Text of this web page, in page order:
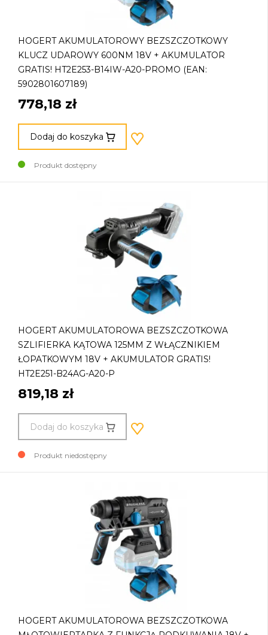
HOGERT AKUMULATOROWY BEZSZCZOTKOWY
KLUCZ UDAROWY 600NM 18V + AKUMULATOR
GRATIS! HT2E253-B14IW-A20-PROMO (EAN:
5902801607189)
778,18 zł
Dodaj do koszyka
Produkt dostępny
HOGERT AKUMULATOROWA BEZSZCZOTKOWA
SZLIFIERKA KĄTOWA 125MM Z WŁĄCZNIKIEM
ŁOPATKOWYM 18V + AKUMULATOR GRATIS!
HT2E251-B24AG-A20-P
819,18 zł
Dodaj do koszyka
Produkt niedostępny
HOGERT AKUMULATOROWA BEZSZCZOTKOWA